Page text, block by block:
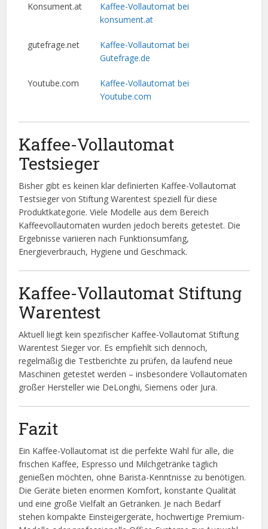
Konsument.at
Kaffee-Vollautomat bei
konsument.at
gutefrage.net
Kaffee-Vollautomat bei
Gutefrage.de
Youtube.com
Kaffee-Vollautomat bei
Youtube.com
Kaffee-Vollautomat
Testsieger
Bisher gibt es keinen klar definierten Kaffee-Vollautomat
Testsieger von Stiftung Warentest speziell für diese
Produktkategorie. Viele Modelle aus dem Bereich
Kaffeevollautomaten wurden jedoch bereits getestet. Die
Ergebnisse variieren nach Funktionsumfang,
Energieverbrauch, Hygiene und Geschmack.
Kaffee-Vollautomat Stiftung
Warentest
Aktuell liegt kein spezifischer Kaffee-Vollautomat Stiftung
Warentest Sieger vor. Es empfiehlt sich dennoch,
regelmäßig die Testberichte zu prüfen, da laufend neue
Maschinen getestet werden – insbesondere Vollautomaten
großer Hersteller wie DeLonghi, Siemens oder Jura.
Fazit
Ein Kaffee-Vollautomat ist die perfekte Wahl für alle, die
frischen Kaffee, Espresso und Milchgetränke täglich
genießen möchten, ohne Barista-Kenntnisse zu benötigen.
Die Geräte bieten enormen Komfort, konstante Qualität
und eine große Vielfalt an Getränken. Je nach Bedarf
stehen kompakte Einsteigergeräte, hochwertige Premium-